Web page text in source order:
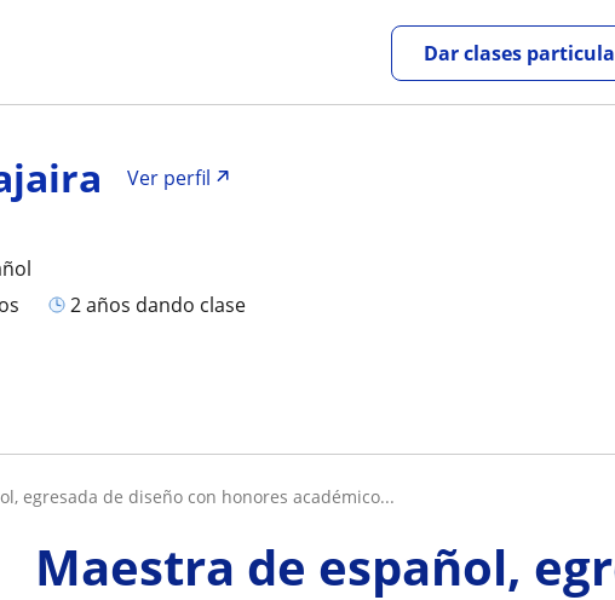
Dar clases
Ver perfil
2 años dando clase
egresada de diseño con honores académico...
Maestra de español,